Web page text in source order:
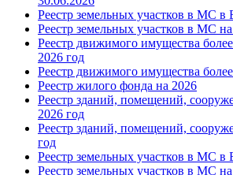
Реестр земельных участков в МС в
Реестр земельных участков в МС
Реестр движимого имущества
2026 год
Реестр движимого имущества
Реестр жилого фонда на 2026
Реестр зданий, помещений,
2026 год
Реестр зданий, помещений,
год
Реестр земельных участков в МС в
Реестр земельных участков в МС